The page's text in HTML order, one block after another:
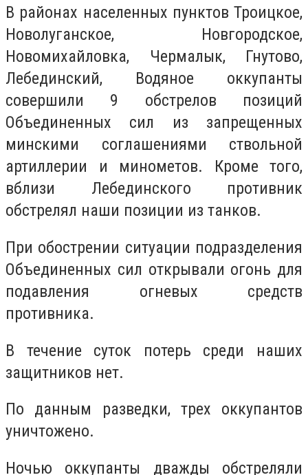
В районах населенных пунктов Троицкое,
Новолуганское, Новгородское,
Новомихайловка, Чермалык, Гнутово,
Лебединский, Водяное оккупанты
совершили 9 обстрелов позиций
Объединенных сил из запрещенных
минскими соглашениями ствольной
артиллерии и минометов. Кроме того,
вблизи Лебединского противник
обстрелял наши позиции из танков.
При обострении ситуации подразделения
Объединенных сил открывали огонь для
подавления огневых средств
противника.
В течение суток потерь среди наших
защитников нет.
По данным разведки, трех оккупантов
уничтожено.
Ночью оккупанты дважды обстреляли